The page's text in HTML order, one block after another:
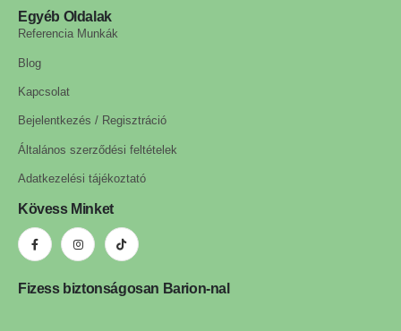
Egyéb Oldalak
Referencia Munkák
Blog
Kapcsolat
Bejelentkezés / Regisztráció
Általános szerződési feltételek
Adatkezelési tájékoztató
Kövess Minket
Fizess biztonságosan Barion-nal